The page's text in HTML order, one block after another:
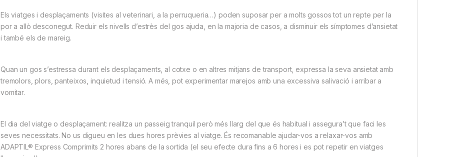
Els viatges i desplaçaments (visites al veterinari, a la perruqueria…) poden suposar per a molts gossos tot un repte per la
por a allò desconegut. Reduir els nivells d’estrès del gos ajuda, en la majoria de casos, a disminuir els símptomes d’ansietat
i també els de mareig.
Quan un gos s’estressa durant els desplaçaments, al cotxe o en altres mitjans de transport, expressa la seva ansietat amb
tremolors, plors, panteixos, inquietud i tensió. A més, pot experimentar marejos amb una excessiva salivació i arribar a
vomitar.
El dia del viatge o desplaçament: realitza un passeig tranquil però més llarg del que és habitual i assegura’t que faci les
seves necessitats. No us digueu en les dues hores prèvies al viatge. És recomanable ajudar-vos a relaxar-vos amb
ADAPTIL® Express Comprimits 2 hores abans de la sortida (el seu efecte dura fins a 6 hores i es pot repetir en viatges